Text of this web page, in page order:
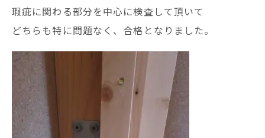
瑕疵に関わる部分を中心に検査して頂いて
どちらも特に問題なく、合格となりました。